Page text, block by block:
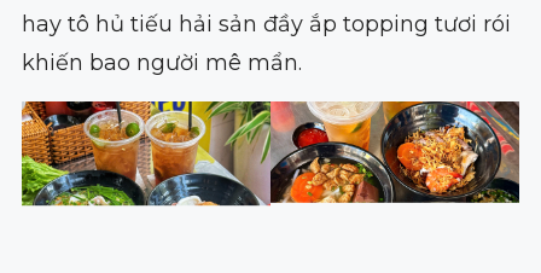
hay tô hủ tiếu hải sản đầy ắp topping tươi rói
khiến bao người mê mẩn.